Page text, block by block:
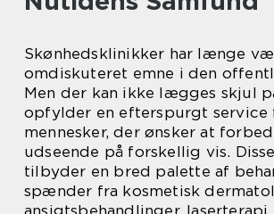
Skønhedsklinikker har længe
omdiskuteret emne i den
Men der kan ikke lægges skjul
opfylder en efterspurgt service
mennesker, der ønsker at
udseende på forskellig vis.
tilbyder en bred palette af
spænder fra kosmetisk
ansigtsbehandlinger, laserterapi,